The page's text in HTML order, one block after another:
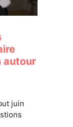
autour
juin